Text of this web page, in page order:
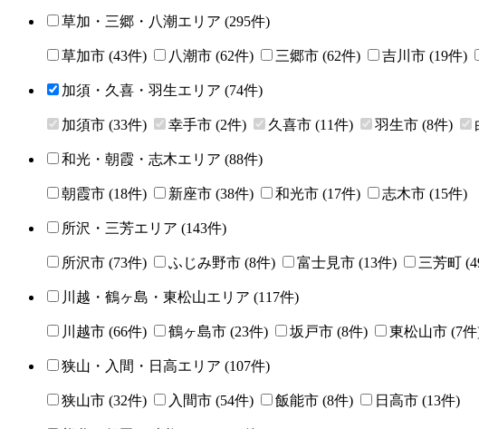
草加・三郷・八潮エリア (295件)
草加市 (43件) 八潮市 (62件) 三郷市 (62件) 吉川市 (19件)
加須・久喜・羽生エリア (74件)
加須市 (33件) 幸手市 (2件) 久喜市 (11件) 羽生市 (8件)
和光・朝霞・志木エリア (88件)
朝霞市 (18件) 新座市 (38件) 和光市 (17件) 志木市 (15件)
所沢・三芳エリア (143件)
所沢市 (73件) ふじみ野市 (8件) 富士見市 (13件) 三芳町 (
川越・鶴ヶ島・東松山エリア (117件)
川越市 (66件) 鶴ヶ島市 (23件) 坂戸市 (8件) 東松山市 (7
狭山・入間・日高エリア (107件)
狭山市 (32件) 入間市 (54件) 飯能市 (8件) 日高市 (13件)